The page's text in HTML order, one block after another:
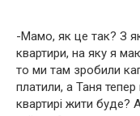
-Мамо, як це так? З
квартири, на яку я
то ми там зробили
платили, а Таня
квартирі жити буде?